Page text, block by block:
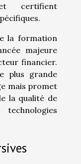
certifient
la formation
majeure
financier.
plus grande
mais promet
la qualité de